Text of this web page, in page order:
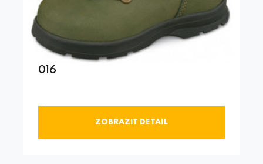
016
ZOBRAZIT DETAIL